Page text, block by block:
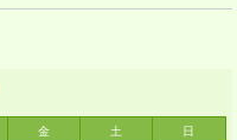
金 土 日